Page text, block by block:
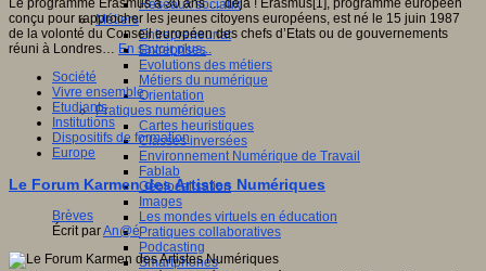
Réseaux sociaux
Métiers
Entrepreneuriat
Entreprises
Evolutions des métiers
Métiers du numérique
Orientation
Pratiques numériques
Cartes heuristiques
Classes inversées
Environnement Numérique de Travail
Fablab
Géolocalisation
Images
Les mondes virtuels en éducation
Pratiques collaboratives
Podcasting
Smartphones
Le programme Erasmus a 30 ans … déjà ! Erasmus[1], programme européen
conçu pour rapprocher les jeunes citoyens européens, est né le 15 juin 1987
de la volonté du Conseil européen des chefs d’Etats ou de gouvernements
réuni à Londres… En savoir plus...
Société
Vivre ensemble
Etudiants
Institutions
Dispositifs de formation
Europe
Le Forum Karmen des Artistes Numériques
Brèves
Écrit parAn@é